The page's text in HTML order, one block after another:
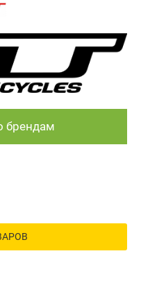
брендам